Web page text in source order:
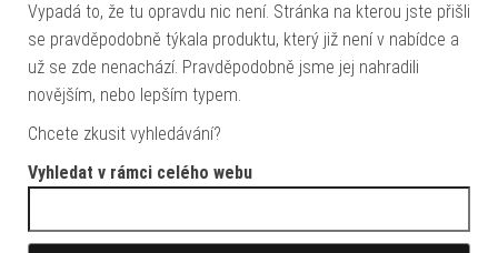
Vypadá to, že tu opravdu nic není. Stránka na kterou jste přišli
se pravděpodobně týkala produktu, který již není v nabídce a
už se zde nenachází. Pravděpodobně jsme jej nahradili
novějším, nebo lepším typem.
Chcete zkusit vyhledávání?
Vyhledat v rámci celého webu